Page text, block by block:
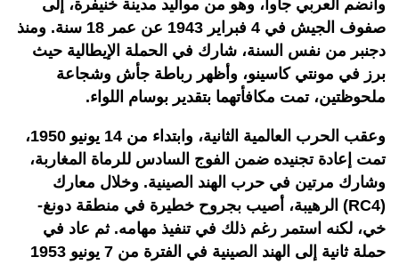
وانضم العربي جاوا، وهو من مواليد مدينة خنيفرة، إلى
صفوف الجيش في 4 فبراير 1943 عن عمر 18 سنة. ومنذ
دجنبر من نفس السنة، شارك في الحملة الإيطالية حيث
برز في مونتي كاسينو، وأظهر رباطة جأش وشجاعة
ملحوظتين، تمت مكافأتهما بتقدير بوسام اللواء.
وعقب الحرب العالمية الثانية، وابتداء من 14 يونيو 1950،
تمت إعادة تجنيده ضمن الفوج السادس للرماة المغاربة،
وشارك مرتين في حرب الهند الصينية. وخلال معارك
(RC4) الرهيبة، أصيب بجروح خطيرة في منطقة دونغ-
خي، لكنه استمر رغم ذلك في تنفيذ مهامه. ثم عاد في
حملة ثانية إلى الهند الصينية في الفترة من 7 يونيو 1953